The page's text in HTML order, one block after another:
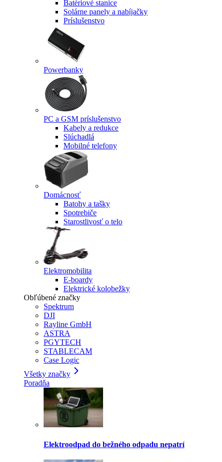
Batériové stanice
Solárne panely a nabíjačky
Príslušenstvo
Powerbanky
PC a GSM príslušenstvo
Kabely a redukce
Slúchadlá
Mobilné telefony
Domácnosť
Batohy a tašky
Spotrebiče
Starostlivosť o telo
Elektromobilita
E-boardy
Elektrické kolobežky
Obľúbené značky
Spektrum
DJI
Rayline GmbH
ASTRA
PGYTECH
STABLECAM
Case Logic
Všetky značky
Poradňa
Elektroodpad do bežného odpadu nepatrí